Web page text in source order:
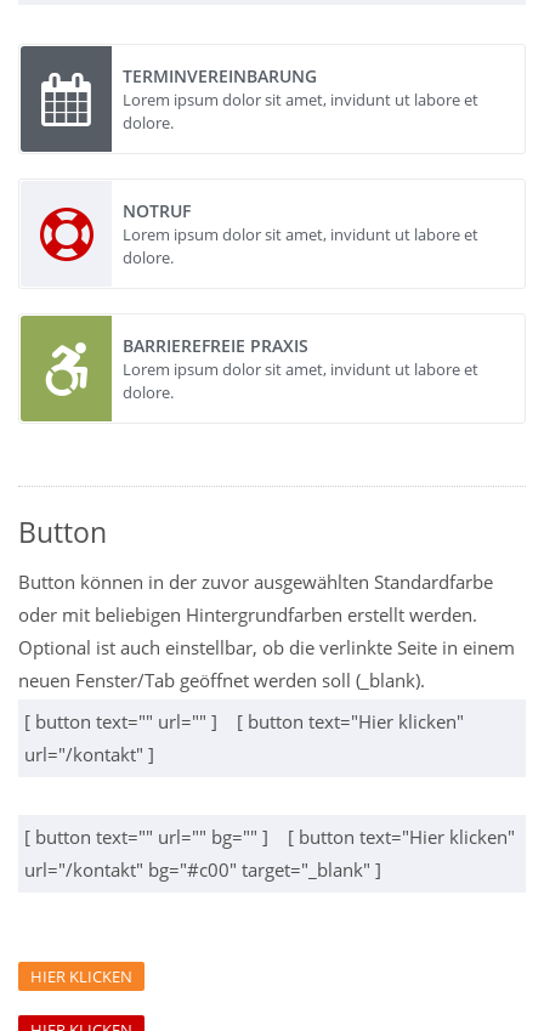
TERMINVEREINBARUNG
Lorem ipsum dolor sit amet, invidunt ut labore et
dolore.
NOTRUF
Lorem ipsum dolor sit amet, invidunt ut labore et
dolore.
BARRIEREFREIE PRAXIS
Lorem ipsum dolor sit amet, invidunt ut labore et
dolore.
Button
Button können in der zuvor ausgewählten Standardfarbe
oder mit beliebigen Hintergrundfarben erstellt werden.
Optional ist auch einstellbar, ob die verlinkte Seite in einem
neuen Fenster/Tab geöffnet werden soll (_blank).
[ button text="" url="" ] [ button text="Hier klicken"
url="/kontakt" ]
[ button text="" url="" bg="" ] [ button text="Hier klicken"
url="/kontakt" bg="#c00" target="_blank" ]
HIER KLICKEN